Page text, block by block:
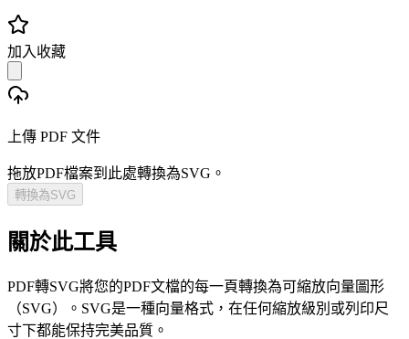
加入收藏
上傳 PDF 文件
拖放PDF檔案到此處轉換為SVG。
轉換為SVG
關於此工具
PDF轉SVG將您的PDF文檔的每一頁轉換為可縮放向量圖形
（SVG）。SVG是一種向量格式，在任何縮放級別或列印尺
寸下都能保持完美品質。